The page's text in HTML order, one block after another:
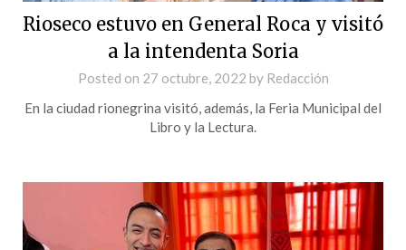
Rioseco estuvo en General Roca y visitó
a la intendenta Soria
Posted on 27 octubre, 2022 by Redacción
En la ciudad rionegrina visitó, además, la Feria Municipal del
Libro y la Lectura.